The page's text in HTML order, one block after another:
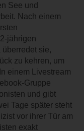
See und
Nach einem
jährigen
sie,
zu kehren, um
einem Livestream
Gruppe
und gibt
Tage später steht
vor ihrer Tür am
exakt